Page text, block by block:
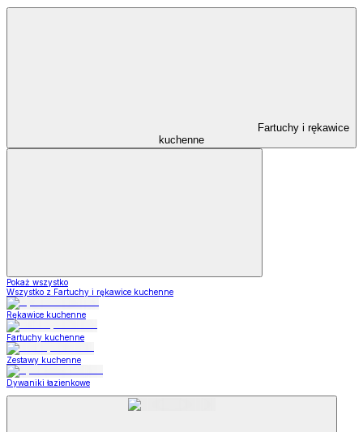
Fartuchy i rękawice
kuchenne
Pokaż wszystko
Wszystko z Fartuchy i rękawice kuchenne
Rękawice kuchenne
Fartuchy kuchenne
Zestawy kuchenne
Dywaniki łazienkowe